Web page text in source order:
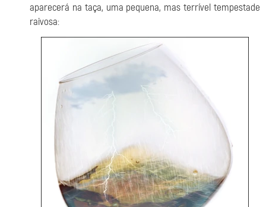
aparecerá na taça, uma pequena, mas terrível tempestade
raivosa: